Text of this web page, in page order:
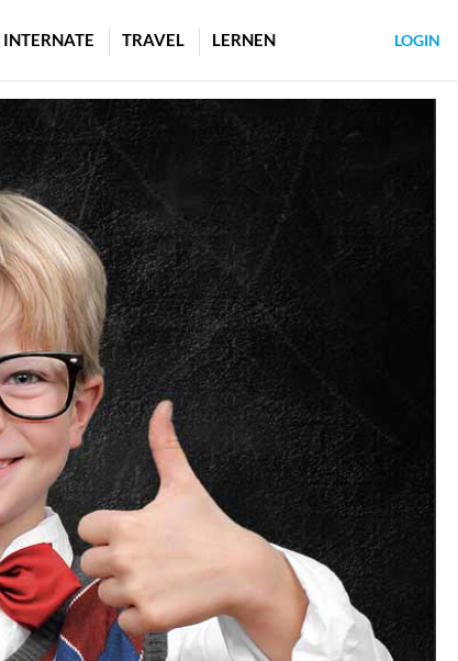
INTERNATE TRAVEL LERNEN LOGIN